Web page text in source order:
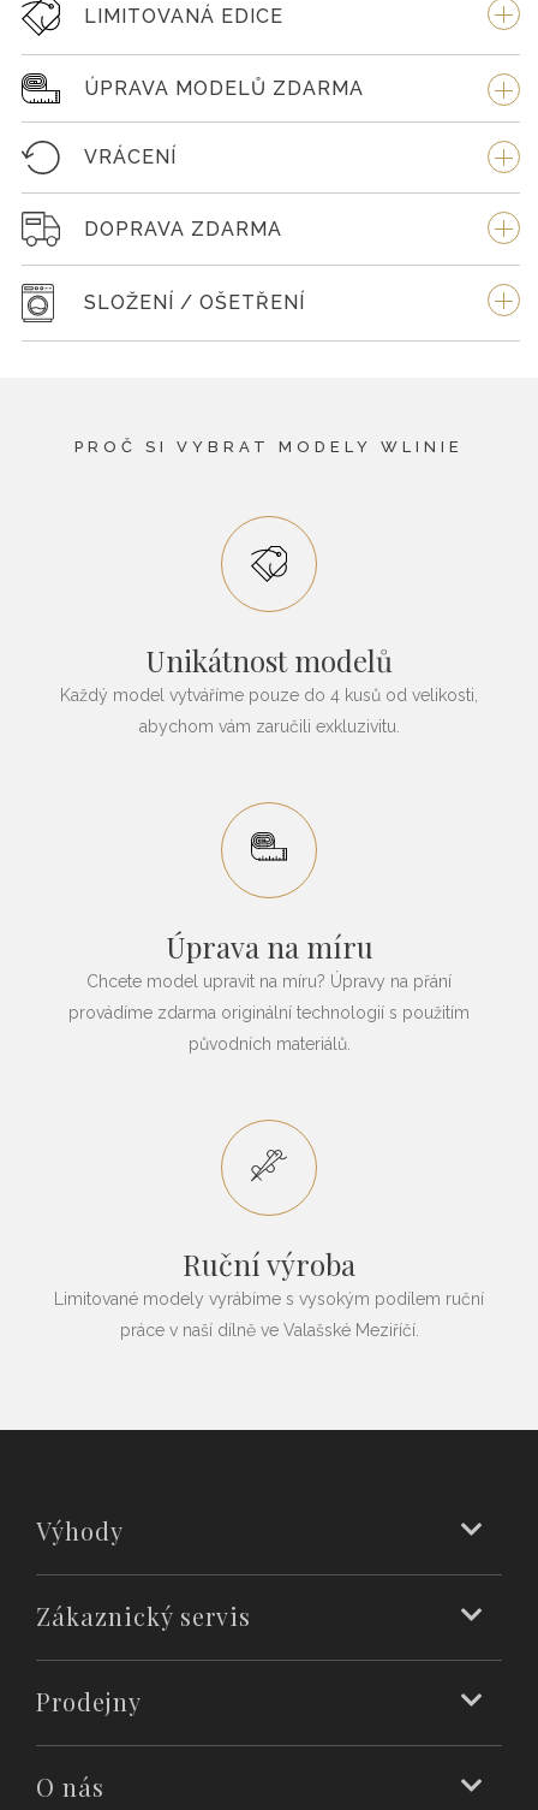
LIMITOVANÁ EDICE
ÚPRAVA MODELŮ ZDARMA
VRÁCENÍ
DOPRAVA ZDARMA
SLOŽENÍ / OŠETŘENÍ
PROČ SI VYBRAT MODELY WLINIE
Unikátnost modelů
Každý model vytváříme pouze do 4 kusů od velikosti,
abychom vám zaručili exkluzivitu.
Úprava na míru
Chcete model upravit na míru? Úpravy na přání
provádíme zdarma originální technologií s použitím
původních materiálů.
Ruční výroba
Limitované modely vyrábíme s vysokým podílem ruční
práce v naší dílně ve Valašské Meziříčí.
Výhody
Zákaznický servis
Prodejny
O nás